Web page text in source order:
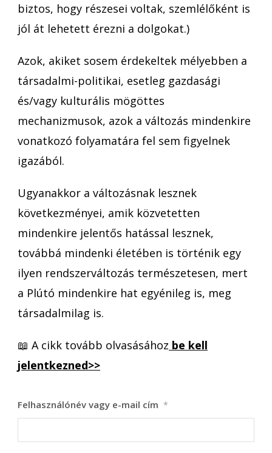
biztos, hogy részesei voltak, szemlélőként is
jól át lehetett érezni a dolgokat.)
Azok, akiket sosem érdekeltek mélyebben a
társadalmi-politikai, esetleg gazdasági
és/vagy kulturális mögöttes
mechanizmusok, azok a változás mindenkire
vonatkozó folyamatára fel sem figyelnek
igazából.
Ugyanakkor a változásnak lesznek
következményei, amik közvetetten
mindenkire jelentős hatással lesznek,
továbbá mindenki életében is történik egy
ilyen rendszerváltozás természetesen, mert
a Plútó mindenkire hat egyénileg is, meg
társadalmilag is.
📖 A cikk tovább olvasásához be kell
jelentkezned>>
Felhasználónév vagy e-mail cím *